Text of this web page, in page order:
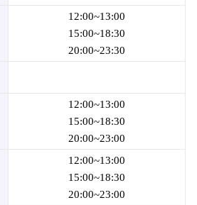
12:00~13:00
15:00~18:30
20:00~23:30
12:00~13:00
15:00~18:30
20:00~23:00
12:00~13:00
15:00~18:30
20:00~23:00